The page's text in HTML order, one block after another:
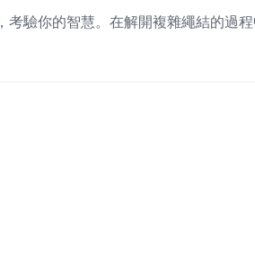
驗你的智慧。在解開複雜繩結的過